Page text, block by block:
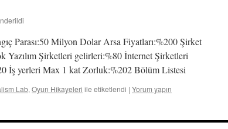
Parası:50 Milyon Dolar Arsa Fiyatları:%200 Şirket
Yazılım Şirketleri gelirleri:%80 İnternet Şirketleri
İş yerleri Max 1 kat Zorluk:%202 Bölüm Listesi
Lab, Oyun Hikayeleri ile etiketlendi | Yorum yapın